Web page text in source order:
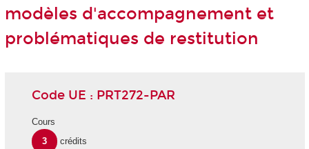
modèles d'accompagnement et
problématiques de restitution
Code UE : PRT272-PAR
Cours
3
crédits